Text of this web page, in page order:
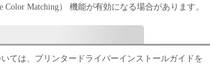
譲渡、販売、頒布、リースもしくは貸与その他の方
トウェア」を使用させることはできません。
ア」の全部または一部を修正、改変、逆コンパイ
バースエンジニアリング等することはできません。
Color Matching） 機能が有効になる場合があります。
ては、プリンタードライバーインストールガイドを